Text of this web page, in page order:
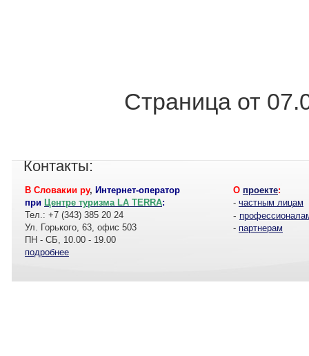
Страница от
Контакты:
В Словакии ру, Интернет-оператор
при Центре туризма LA TERRA:
Тел.: +7 (343) 385 20 24
Ул. Горького, 63, офис 503
ПН - СБ, 10.00 - 19.00
подробнее
О проекте:
- частным лицам
-
- партнерам